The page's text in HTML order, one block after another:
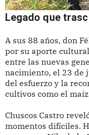
Legado que
A sus 88 años, don
por su aporte
entre las nuevas
nacimiento, el 23 de
del esfuerzo y la
cultivos como el
Chuscos Castro
momentos difíciles.